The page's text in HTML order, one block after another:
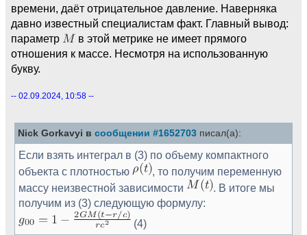
времени, даёт отрицательное давление. Наверняка
давно известный специалистам факт. Главный вывод:
параметр
в этой метрике не имеет прямого
отношения к массе. Несмотря на использованную
букву.
-- 02.09.2024, 10:58 --
Nick Gorkavyi в сообщении #1652703 писал(а):
Если взять интеграл в (3) по объему компактного
объекта с плотностью
, то получим переменную
массу неизвестной зависимости
. В итоге мы
получим из (3) следующую формулу:
(4)